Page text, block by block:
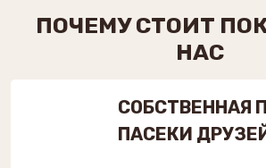
ПОЧЕМУ СТОИТ
НАС
СОБСТВЕННАЯ
ПАСЕКИ